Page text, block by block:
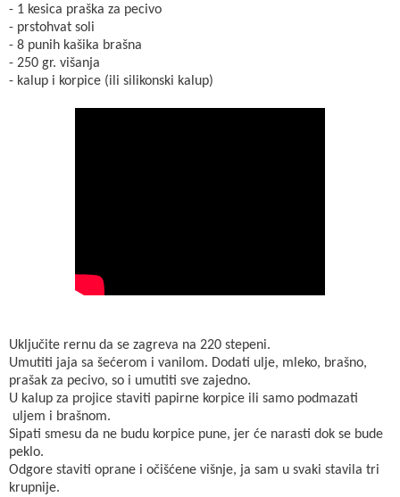
- 1 kesica praška za pecivo
- prstohvat soli
- 8 punih kašika brašna
- 250 gr. višanja
- kalup i korpice (ili silikonski kalup)
Uključite rernu da se zagreva na 220 stepeni.
Umutiti jaja sa šećerom i vanilom. Dodati ulje, mleko, brašno,
prašak za pecivo, so i umutiti sve zajedno.
U kalup za projice staviti papirne korpice ili samo podmazati
uljem i brašnom.
Sipati smesu da ne budu korpice pune, jer će narasti dok se bude
peklo.
Odgore staviti oprane i očišćene višnje, ja sam u svaki stavila tri
krupnije.